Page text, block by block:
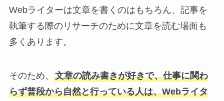
Webライターは文章を書くのはもちろん、記事を
執筆する際のリサーチのために文章を読む場面も
多くあります。
そのため、 文章の読み書きが好きで、仕事に関わ
らず普段から自然と行っている人は、Webライタ